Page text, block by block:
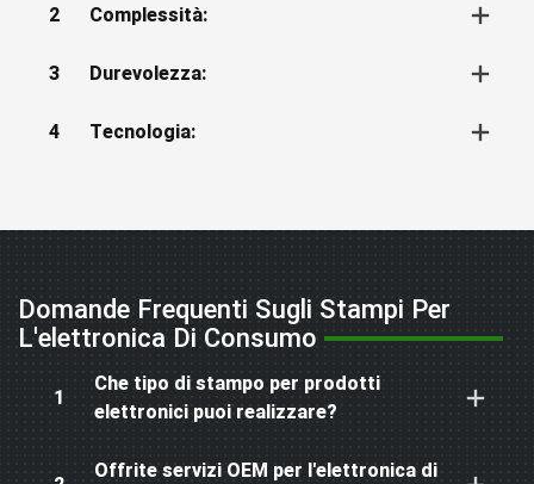
2 Complessità:
3 Durevolezza:
4 Tecnologia:
Domande Frequenti Sugli Stampi Per
L'elettronica Di Consumo
1
Che tipo di stampo per prodotti
elettronici puoi realizzare?
Offrite servizi OEM per l'elettronica di